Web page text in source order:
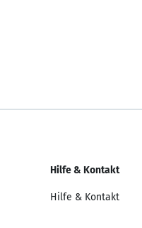
Hilfe & Kontakt
Hilfe & Kontakt